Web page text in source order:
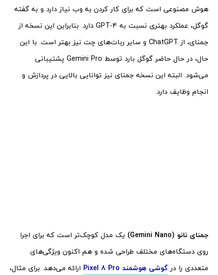
هوش مصنوعی است که برای کار کردن به وب نیاز دارد و به گفته
گوگل، عملکرد بهتری نسبت به GPT-4 دارد. بنابراین این نسخه از
جمنای، از ChatGPT و سایر ربات‌های چت نیز بهتر است. با این
حال، در حال حاضر گوگل بارد توسط Gemini Pro پشتیبانی
می‌شود. البته این نسخه جمنای نیز توانایی بالایی در پردازش و
انجام وظایف دارد.
جمنای نانو (Gemini Nano)
یک مدل کوچک‌تر است که برای اجرا
روی دستگاه‌های مختلف طراحی شده و هم اکنون ویژگی‌های
متعددی را درگوشی هوشمند Pixel 8 Pro
ارائه می‌دهد. برای مثال،